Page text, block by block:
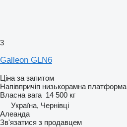
3
Galleon GLN6
Ціна за запитом
Напівпричіп низькорамна платформа
Власна вага 14 500 кг
Україна, Чернівці
Алеанда
Зв'язатися з продавцем